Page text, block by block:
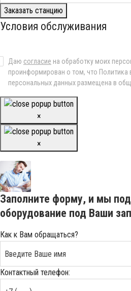
Заказать станцию
Условия обслуживания
Даю согласие на обработку моих
проинформирован о том, что Политика
персональных данных размещена в
×
×
Заполните форму, и мы
оборудование под Ваши
Как к Вам обращаться?
Контактный телефон: